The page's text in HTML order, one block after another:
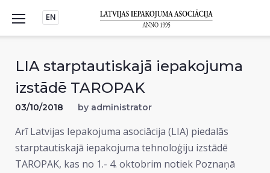
content
EN
LIA starptautiskajā iepakojuma
izstādē TAROPAK
03/10/2018 by administrator
Arī Latvijas Iepakojuma asociācija (LIA) piedalās
starptautiskajā iepakojuma tehnoloģiju izstādē
TAROPAK, kas no 1.- 4. oktobrim notiek Poznaņā